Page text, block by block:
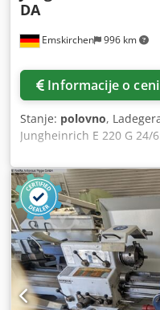
Emskirchen 996 km
DA
Informacije o ceni
Stanje: polovno,
Jungheinrich E 220 G 24/
inspekcija preko Skipe-
Vašom posetom - više
može se pregledati Na
Može se testirati Cjdpfx